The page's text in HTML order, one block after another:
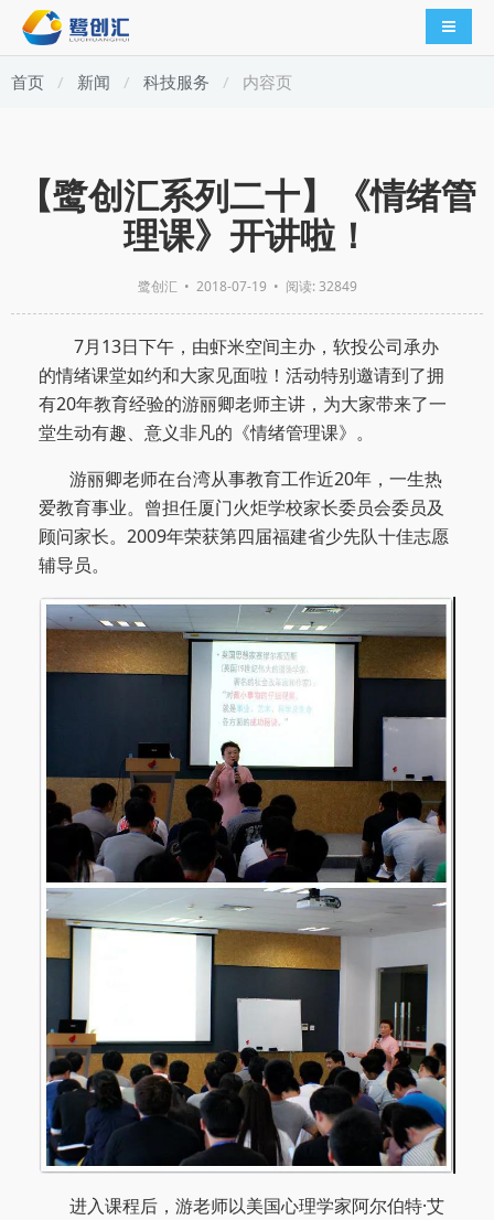
导航切
首页 新闻 科技服务 内容页
【鹭创汇系列二十】《情绪管
理课》开讲啦！
鹭创汇 • 2018-07-19 • 阅读: 32849
7月13日下午，由虾米空间主办，软投公司承办
的情绪课堂如约和大家见面啦！活动特别邀请到了拥
有20年教育经验的游丽卿老师主讲，为大家带来了一
堂生动有趣、意义非凡的《情绪管理课》。
游丽卿老师在台湾从事教育工作近20年，一生热
爱教育事业。曾担任厦门火炬学校家长委员会委员及
顾问家长。 2009年荣获第四届福建省少先队十佳志愿
辅导员。
进入课程后，游老师以美国心理学家阿尔伯特·艾